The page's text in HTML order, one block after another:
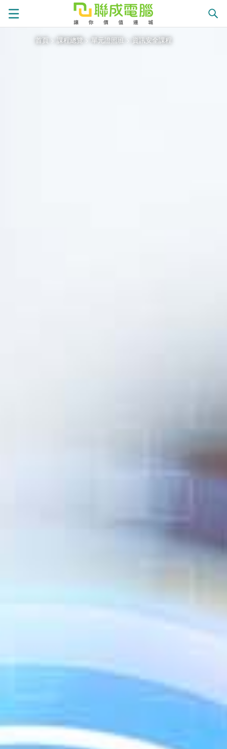
首頁 課程總覽 > 單元證照班 > 資訊安全課程